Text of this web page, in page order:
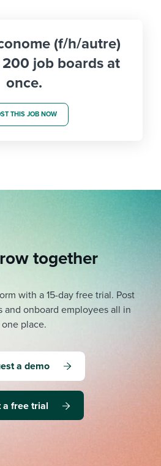
(f/h/autre)
job boards at
once.
THIS JOB NOW
together
with a 15-day free trial. Post
and onboard employees all in
one place.
a demo
a free trial